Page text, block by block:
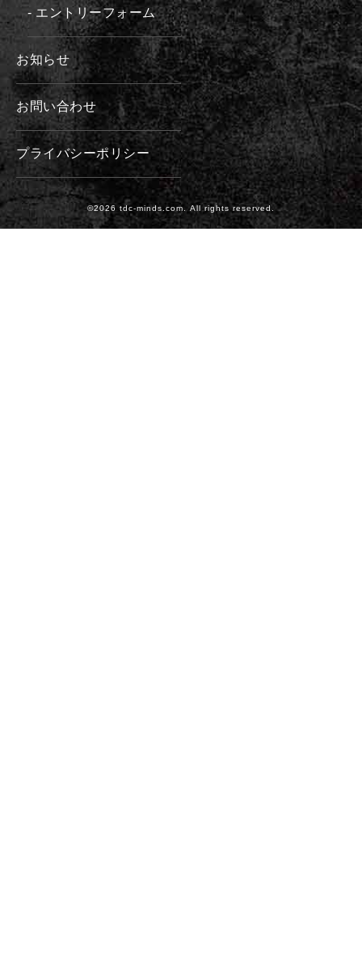
- エントリーフォーム
お知らせ
お問い合わせ
プライバシーポリシー
©2026 tdc-minds.com. All rights reserved.